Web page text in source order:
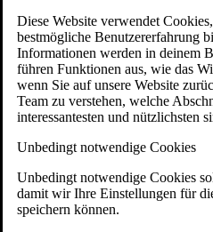
Diese Website verwendet
bestmögliche Benutzererfahrung
Informationen werden in deinem
führen Funktionen aus, wie das
wenn Sie auf unsere Website
Team zu verstehen, welche
interessantesten und nützlichsten
Unbedingt notwendige Cookies
Unbedingt notwendige Cookies
damit wir Ihre Einstellungen für
speichern können.